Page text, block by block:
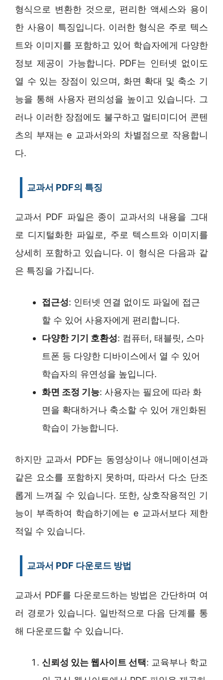
형식으로 변환한 것으로, 편리한 액세스와 용이
한 사용이 특징입니다. 이러한 형식은 주로 텍스
트와 이미지를 포함하고 있어 학습자에게 다양한
정보 제공이 가능합니다. PDF는 인터넷 없이도
열 수 있는 장점이 있으며, 화면 확대 및 축소 기
능을 통해 사용자 편의성을 높이고 있습니다. 그
러나 이러한 장점에도 불구하고 멀티미디어 콘텐
츠의 부재는 e 교과서와의 차별점으로 작용합니
다.
교과서 PDF의 특징
교과서 PDF 파일은 종이 교과서의 내용을 그대
로 디지털화한 파일로, 주로 텍스트와 이미지를
상세히 포함하고 있습니다. 이 형식은 다음과 같
은 특징을 가집니다.
접근성: 인터넷 연결 없이도 파일에 접근
할 수 있어 사용자에게 편리합니다.
다양한 기기 호환성: 컴퓨터, 태블릿, 스마
트폰 등 다양한 디바이스에서 열 수 있어
학습자의 유연성을 높입니다.
화면 조정 기능: 사용자는 필요에 따라 화
면을 확대하거나 축소할 수 있어 개인화된
학습이 가능합니다.
하지만 교과서 PDF는 동영상이나 애니메이션과
같은 요소를 포함하지 못하며, 따라서 다소 단조
롭게 느껴질 수 있습니다. 또한, 상호작용적인 기
능이 부족하여 학습하기에는 e 교과서보다 제한
적일 수 있습니다.
교과서 PDF 다운로드 방법
교과서 PDF를 다운로드하는 방법은 간단하며 여
러 경로가 있습니다. 일반적으로 다음 단계를 통
해 다운로드할 수 있습니다.
신뢰성 있는 웹사이트 선택: 교육부나 학교